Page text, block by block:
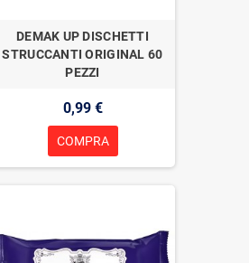
DEMAK UP DISCHETTI
STRUCCANTI ORIGINAL 60
PEZZI
0,99 €
COMPRA